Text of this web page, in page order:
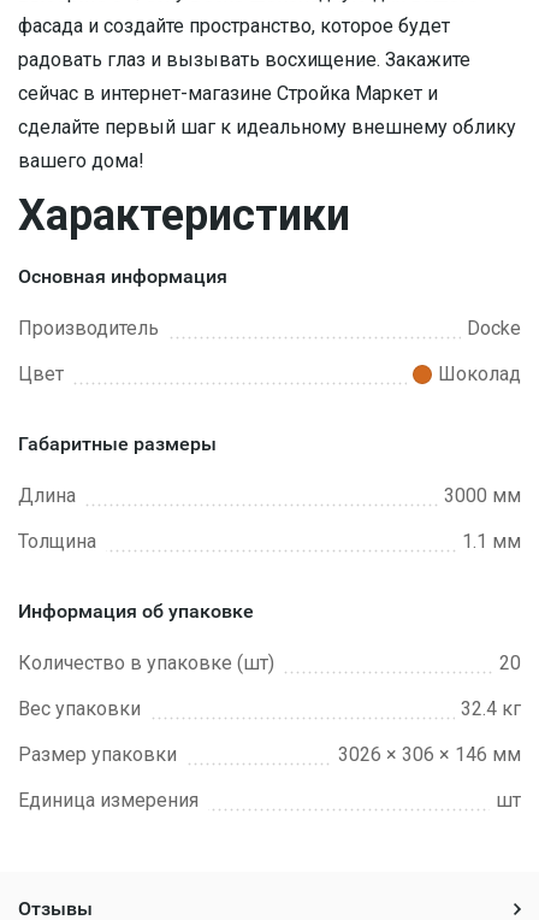
фасада и создайте пространство, которое будет
радовать глаз и вызывать восхищение. Закажите
сейчас в интернет-магазине Стройка Маркет и
сделайте первый шаг к идеальному внешнему облику
вашего дома!
Характеристики
Основная информация
Производитель
Docke
Цвет
Шоколад
Габаритные размеры
Длина
3000 мм
Толщина
1.1 мм
Информация об упаковке
Количество в упаковке (шт)
20
Вес упаковки
32.4 кг
Размер упаковки
3026 × 306 × 146 мм
Единица измерения
шт
Отзывы